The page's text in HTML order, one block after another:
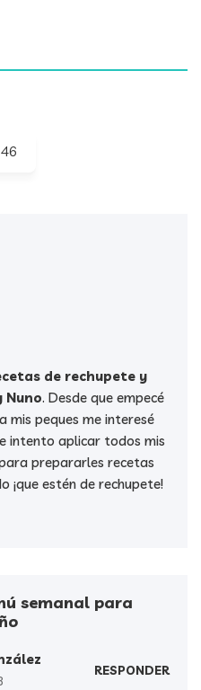
de rechupete y
Nuno. Desde que empecé
mis peques me interesé
intento aplicar todos mis
prepararles recetas
¡que estén de rechupete!
semanal para
RESPONDER